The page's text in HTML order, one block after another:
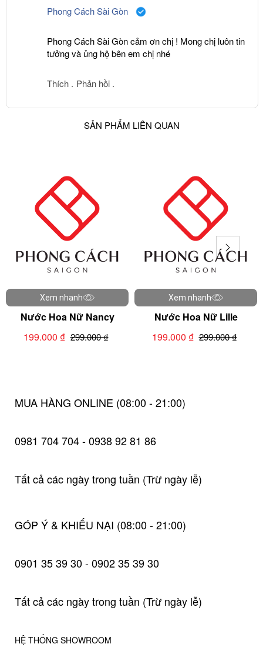
Phong Cách Sài Gòn
Phong Cách Sài Gòn cảm ơn chị ! Mong chị luôn tin
tưởng và ủng hộ bên em chị nhé
Thích . Phản hồi .
SẢN PHẨM LIÊN QUAN
Xem nhanh
Nước Hoa Nữ Nancy
199.000 ₫ 299.000 ₫
Xem nhanh
Nước Hoa Nữ Lille
199.000 ₫ 299.000 ₫
MUA HÀNG ONLINE (08:00 - 21:00)
0981 704 704 - 0938 92 81 86
Tất cả các ngày trong tuần (Trừ ngày lễ)
GÓP Ý & KHIẾU NẠI (08:00 - 21:00)
0901 35 39 30 - 0902 35 39 30
Tất cả các ngày trong tuần (Trừ ngày lễ)
HỆ THỐNG SHOWROOM